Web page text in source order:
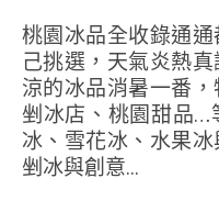
桃園冰品全收錄通通都在這一篇，想吃什麼冰自
己挑選，天氣炎熱
涼的冰品消暑一番
剉冰店、桃園甜品…
冰、雪花冰、水果
剉冰與創意...